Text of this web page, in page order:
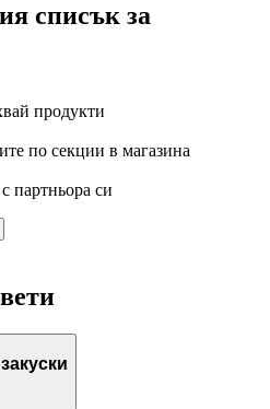
списък за
продукти
по секции в магазина
партньора си